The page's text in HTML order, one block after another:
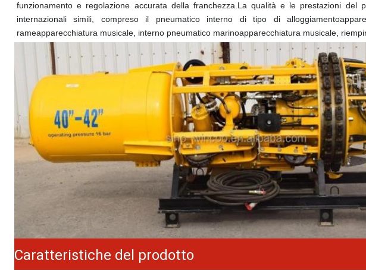
funzionamento e regolazione accurata della franchezza.La qualità e le prestazioni del
internazionali simili, compreso il pneumatico interno di tipo di alloggiamento
rameapparecchiatura musicale , interno pneumatico marinoapparecchiatura musicale ,
Caratteristiche del prodotto